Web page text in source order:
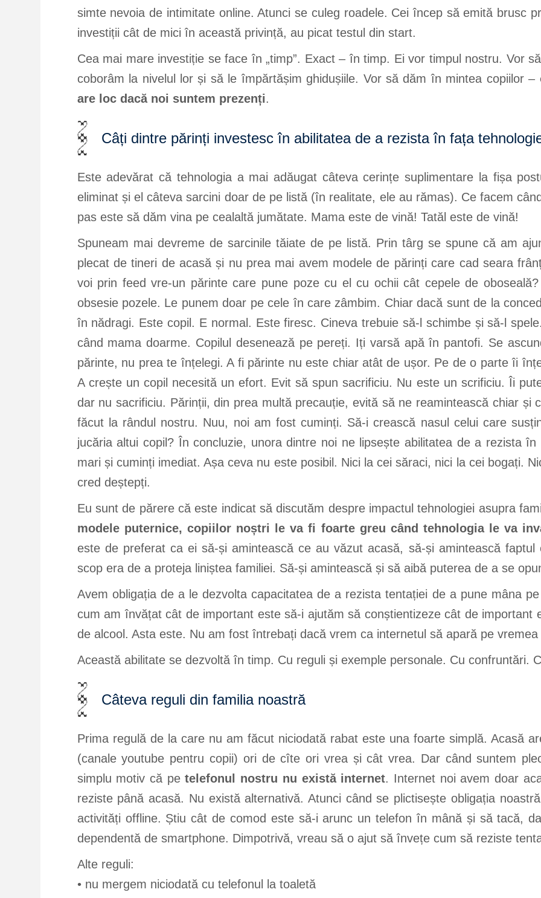
simte nevoia de intimitate online. Atunci se culeg roadele. Cei încep să emită brusc
investiții cât de mici în această privință, au picat testul din start.
Cea mai mare investiție se face în „timp”. Exact – în timp. Ei vor timpul nostru. Vor
coborâm la nivelul lor și să le împărtășim ghidușiile. Vor să dăm în mintea copiilor –
are loc dacă noi suntem prezenți.
Câți dintre părinți investesc în abilitatea de a rezista în fața
Este adevărat că tehnologia a mai adăugat câteva cerințe suplimentare la fișa
eliminat și el câteva sarcini doar de pe listă (în realitate, ele au rămas). Ce facem
pas este să dăm vina pe cealaltă jumătate. Mama este de vină! Tatăl este de vină!
Spuneam mai devreme de sarcinile tăiate de pe listă. Prin târg se spune că am
plecat de tineri de acasă și nu prea mai avem modele de părinți care cad seara
voi prin feed vre-un părinte care pune poze cu el cu ochii cât cepele de
obsesie pozele. Le punem doar pe cele în care zâmbim. Chiar dacă sunt de la
în nădragi. Este copil. E normal. Este firesc. Cineva trebuie să-l schimbe și să-l
când mama doarme. Copilul desenează pe pereți. Iți varsă apă în pantofi. Se
părinte, nu prea te înțelegi. A fi părinte nu este chiar atât de ușor. Pe de o parte îi
A crește un copil necesită un efort. Evit să spun sacrificiu. Nu este un scrificiu. Îi
dar nu sacrificiu. Părinții, din prea multă precauție, evită să ne reamintească chiar și
făcut la rândul nostru. Nuu, noi am fost cuminți. Să-i crească nasul celui care
jucăria altui copil? În concluzie, unora dintre noi ne lipsește abilitatea de a rezista
mari și cuminți imediat. Așa ceva nu este posibil. Nici la cei săraci, nici la cei bogați.
cred deștepți.
Eu sunt de părere că este indicat să discutăm despre impactul tehnologiei asupra
modele puternice, copiilor noștri le va fi foarte greu când tehnologia le va
este de preferat ca ei să-și amintească ce au văzut acasă, să-și amintească
scop era de a proteja liniștea familiei. Să-și amintească și să aibă puterea de a se
Avem obligația de a le dezvolta capacitatea de a rezista tentației de a pune mâna
cum am învățat cât de important este să-i ajutăm să conștientizeze cât de important
de alcool. Asta este. Nu am fost întrebați dacă vrem ca internetul să apară pe
Această abilitate se dezvoltă în timp. Cu reguli și exemple personale. Cu confruntări.
Câteva reguli din familia noastră
Prima regulă de la care nu am făcut niciodată rabat este una foarte simplă. Acasă
(canale youtube pentru copii) ori de cîte ori vrea și cât vrea. Dar când suntem
simplu motiv că petelefonul nostru nu există internet. Internet noi avem doar
reziste până acasă. Nu există alternativă. Atunci când se plictisește obligația
activități offline. Știu cât de comod este să-i arunc un telefon în mână și să tacă,
dependentă de smartphone. Dimpotrivă, vreau să o ajut să învețe cum să reziste
Alte reguli:
• nu mergem niciodată cu telefonul la toaletă